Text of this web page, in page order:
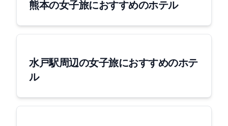
熊本の女子旅におすすめのホテル
水戸駅周辺の女子旅におすすめのホテ
ル